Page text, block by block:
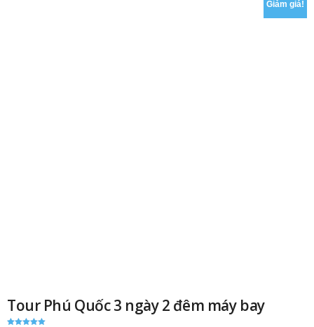
Giảm giá!
Tour Phú Quốc 3 ngày 2 đêm máy bay